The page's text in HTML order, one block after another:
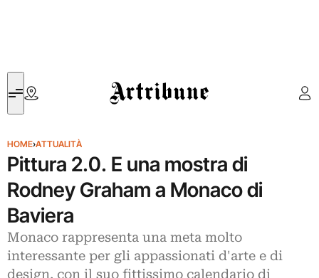
Artribune
HOME›ATTUALITÀ
Pittura 2.0. E una mostra di
Rodney Graham a Monaco di
Baviera
Monaco rappresenta una meta molto
interessante per gli appassionati d'arte e di
design, con il suo fittissimo calendario di